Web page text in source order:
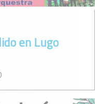
en Lugo